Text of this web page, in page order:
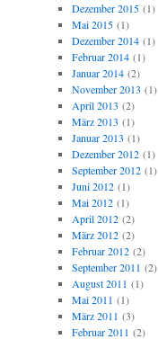
Dezember 2015(1)
Mai 2015(1)
Dezember 2014(1)
Februar 2014(1)
Januar 2014(2)
November 2013 (1)
April 2013 (2)
März 2013 (1)
Januar 2013 (1)
Dezember 2012(1)
September 2012(1)
Juni 2012(1)
Mai 2012(1)
April 2012(2)
März 2012(2)
Februar 2012(2)
September 2011 (2)
August 2011 (1)
Mai 2011 (1)
März 2011 (3)
Februar 2011 (2)